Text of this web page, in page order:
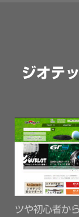
ジオテ
ツや初心者か